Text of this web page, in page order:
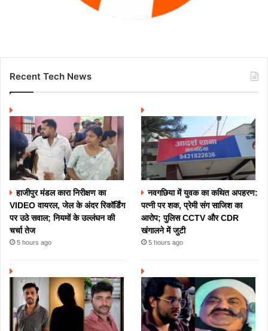
Recent Tech News
हाजीपुर मंडल कारा निरीक्षण का
VIDEO वायरल, जेल के अंदर रिकॉर्डिंग
पर उठे सवाल; नियमों के उल्लंघन की
चर्चा तेज
5 hours ago
नवगछिया में युवक का कथित अपहरण:
पत्नी पर शक, प्रेमी संग साजिश का
आरोप; पुलिस CCTV और CDR
खंगालने में जुटी
5 hours ago